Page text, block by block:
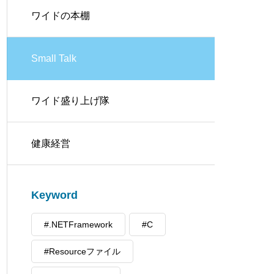
ワイドの本棚
Small Talk
ワイド盛り上げ隊
健康経営
Keyword
#.NETFramework #C
#Resourceファイル